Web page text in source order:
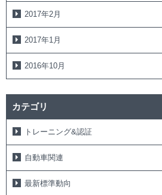
2017年2月
2017年1月
2016年10月
カテゴリ
トレーニング&認証
自動車関連
最新標準動向